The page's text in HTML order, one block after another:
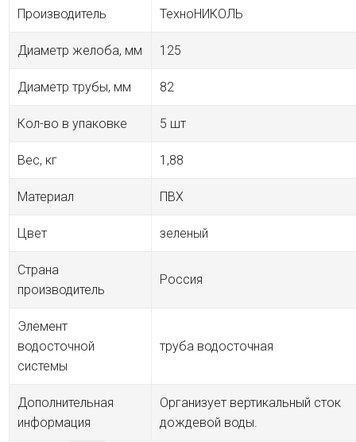
Производитель
ТехноНИКОЛЬ
Диаметр желоба, мм 125
Диаметр трубы, мм 82
Кол-во в упаковке 5 шт
Вес, кг 1,88
Материал ПВХ
Цвет зеленый
Страна
производитель
Россия
Элемент
водосточной
системы
труба водосточная
Дополнительная
информация
Организует вертикальный сток
дождевой воды.